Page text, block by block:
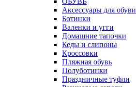
Аксессуары для обуви
Ботинки
Валенки и угги
Домашние тапочки
Кеды и слипоны
Кроссовки
Пляжная обувь
Полуботинки
Праздничные туфли